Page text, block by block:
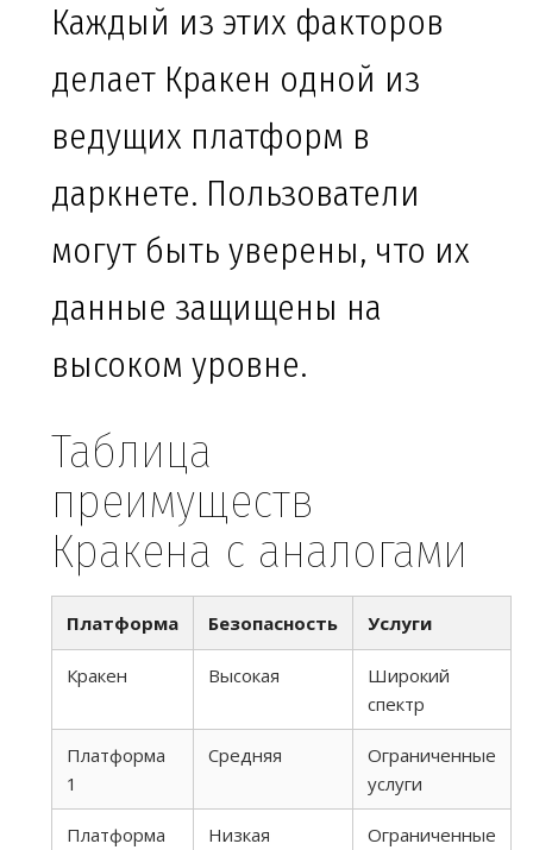
Каждый из этих факторов
делает Кракен одной из
ведущих платформ в
даркнете. Пользователи
могут быть уверены, что их
данные защищены на
высоком уровне.
Таблица
преимуществ
Кракена с аналогами
Платформа Безопасность Услуги
Кракен Высокая
Широкий
спектр
Платформа
1
Средняя
Ограниченные
услуги
Платформа
Низкая
Ограниченные